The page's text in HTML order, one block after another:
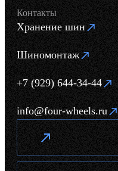
Контакты
Хранение шин
Шиномонтаж
+7 (929) 644-34-44
info@four-wheels.ru